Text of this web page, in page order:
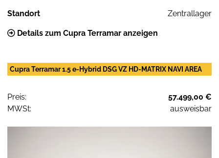
Standort Zentrallager
Details zum Cupra Terramar anzeigen
Cupra Terramar 1.5 e-Hybrid DSG VZ HD-MATRIX NAVI AREA
Preis:
57.499,00 €
MWSt:
ausweisbar